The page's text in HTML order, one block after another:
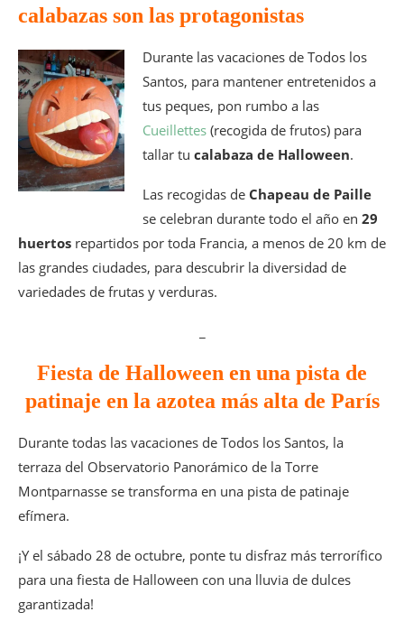
calabazas son las protagonistas
Durante las vacaciones de Todos los
Santos, para mantener entretenidos a
tus peques, pon rumbo a las
Cueillettes (recogida de frutos) para
tallar tu calabaza de Halloween.
Las recogidas de Chapeau de Paille
se celebran durante todo el año en 29
huertos repartidos por toda Francia, a menos de 20 km de
las grandes ciudades, para descubrir la diversidad de
variedades de frutas y verduras.
Fiesta de Halloween en una pista de
patinaje en la azotea más alta de París
Durante todas las vacaciones de Todos los Santos, la
terraza del Observatorio Panorámico de la Torre
Montparnasse se transforma en una pista de patinaje
efímera.
¡Y el sábado 28 de octubre, ponte tu disfraz más terrorífico
para una fiesta de Halloween con una lluvia de dulces
garantizada!